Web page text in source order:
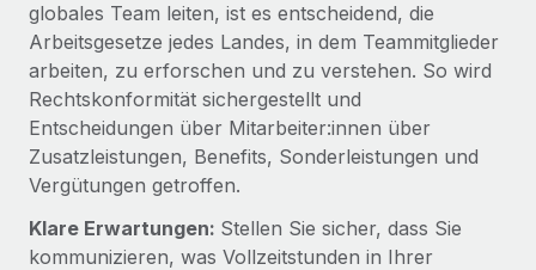
globales Team leiten, ist es entscheidend, die
Arbeitsgesetze jedes Landes, in dem Teammitglieder
arbeiten, zu erforschen und zu verstehen. So wird
Rechtskonformität sichergestellt und
Entscheidungen über Mitarbeiter:innen über
Zusatzleistungen, Benefits, Sonderleistungen und
Vergütungen getroffen.
Klare Erwartungen: Stellen Sie sicher, dass Sie
kommunizieren, was Vollzeitstunden in Ihrer